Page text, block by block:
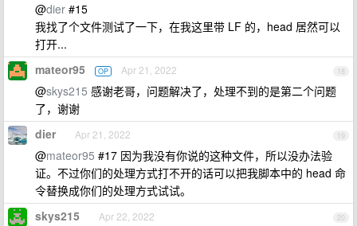
@dier #15
我找了个文件测试了一下，在我这里带 LF 的，head 居然可以
打开...
18
mateor95 OP Apr 21, 2022
@skys215 感谢老哥，问题解决了，处理不到的是第二个问题
了，谢谢
19
dier Apr 21, 2022
@mateor95 #17 因为我没有你说的这种文件，所以没办法验
证。不过你们的处理方式打不开的话可以把我脚本中的 head 命
令替换成你们的处理方式试试。
20
skys215 Apr 22, 2022